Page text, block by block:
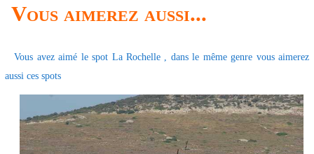
Vous aimerez aussi...
Vous avez aimé le spot La Rochelle , dans le même genre vous aimerez
aussi ces spots